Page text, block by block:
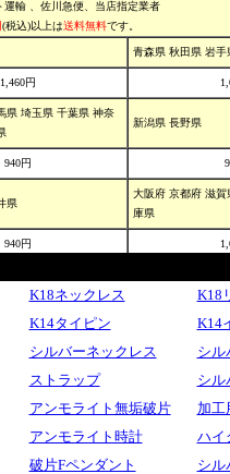
K18ネックレス
K18
K14タイピン
K14
シルバーネックレス
シル
ストラップ
シル
アンモライト無垢破片
加工
アンモライト時計
ハイ
破片Fペンダント
シル